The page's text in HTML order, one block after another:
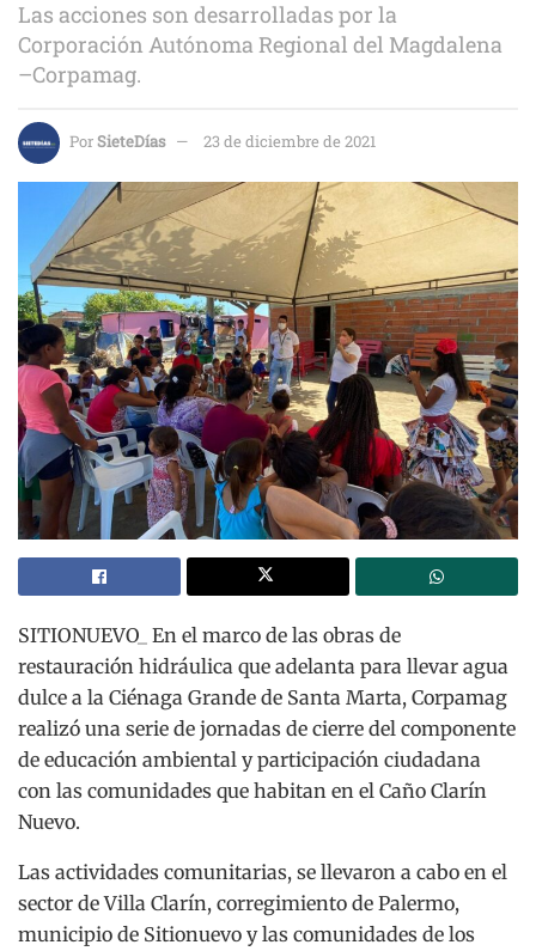
Las acciones son desarrolladas por la
Corporación Autónoma Regional del Magdalena
–Corpamag.
PorSieteDías 23 de diciembre de 2021
SITIONUEVO_ En el marco de las obras de
restauración hidráulica que adelanta para llevar agua
dulce a la Ciénaga Grande de Santa Marta, Corpamag
realizó una serie de jornadas de cierre del componente
de educación ambiental y participación ciudadana
con las comunidades que habitan en el Caño Clarín
Nuevo.
Las actividades comunitarias, se llevaron a cabo en el
sector de Villa Clarín, corregimiento de Palermo,
municipio de Sitionuevo y las comunidades de los